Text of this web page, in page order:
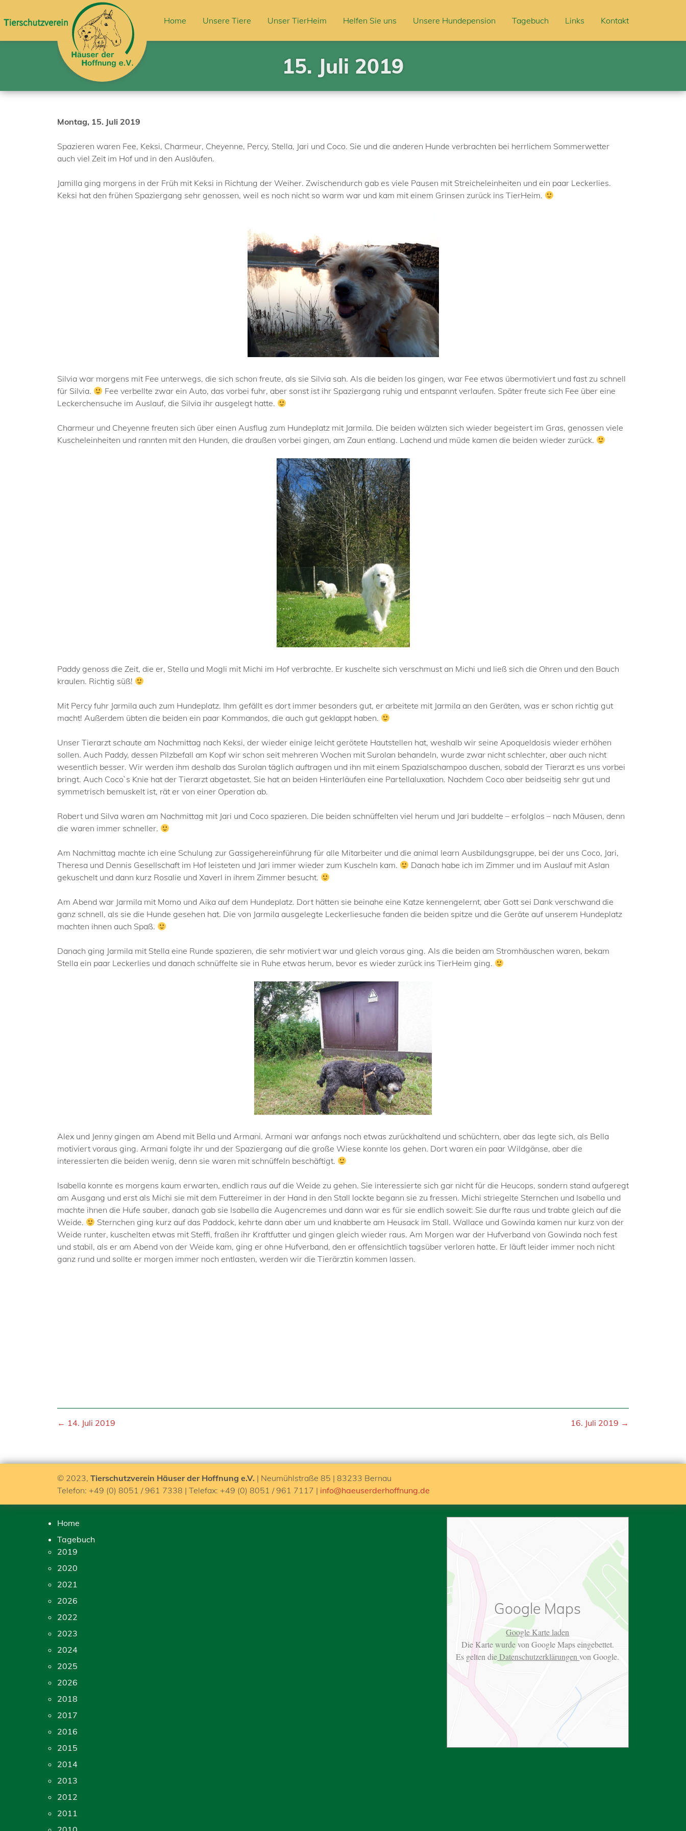
Home Unsere Tiere Unser TierHeim Helfen Sie uns Unsere Hundepension Tagebuch Links Kontakt
15. Juli 2019
Montag, 15. Juli 2019
Spazieren waren Fee, Keksi, Charmeur, Cheyenne, Percy, Stella, Jari und Coco. Sie und die anderen Hunde verbrachten bei herrlichem Sommerwetter
auch viel Zeit im Hof und in den Ausläufen.
Jamilla ging morgens in der Früh mit Keksi in Richtung der Weiher. Zwischendurch gab es viele Pausen mit Streicheleinheiten und ein paar Leckerlies.
Keksi hat den frühen Spaziergang sehr genossen, weil es noch nicht so warm war und kam mit einem Grinsen zurück ins TierHeim.
Silvia war morgens mit Fee unterwegs, die sich schon freute, als sie Silvia sah. Als die beiden los gingen, war Fee etwas übermotiviert und fast zu schnell
für Silvia.
Fee verbellte zwar ein Auto, das vorbei fuhr, aber sonst ist ihr Spaziergang ruhig und entspannt verlaufen. Später freute sich Fee über eine
Leckerchensuche im Auslauf, die Silvia ihr ausgelegt hatte.
Charmeur und Cheyenne freuten sich über einen Ausflug zum Hundeplatz mit Jarmila. Die beiden wälzten sich wieder begeistert im Gras, genossen viele
Kuscheleinheiten und rannten mit den Hunden, die draußen vorbei gingen, am Zaun entlang. Lachend und müde kamen die beiden wieder zurück.
Paddy genoss die Zeit, die er, Stella und Mogli mit Michi im Hof verbrachte. Er kuschelte sich verschmust an Michi und ließ sich die Ohren und den Bauch
kraulen. Richtig süß!
Mit Percy fuhr Jarmila auch zum Hundeplatz. Ihm gefällt es dort immer besonders gut, er arbeitete mit Jarmila an den Geräten, was er schon richtig gut
macht! Außerdem übten die beiden ein paar Kommandos, die auch gut geklappt haben.
Unser Tierarzt schaute am Nachmittag nach Keksi, der wieder einige leicht gerötete Hautstellen hat, weshalb wir seine Apoqueldosis wieder erhöhen
sollen. Auch Paddy, dessen Pilzbefall am Kopf wir schon seit mehreren Wochen mit Surolan behandeln, wurde zwar nicht schlechter, aber auch nicht
wesentlich besser. Wir werden ihm deshalb das Surolan täglich auftragen und ihn mit einem Spazialschampoo duschen, sobald der Tierarzt es uns vorbei
bringt. Auch Coco`s Knie hat der Tierarzt abgetastet. Sie hat an beiden Hinterläufen eine Partellaluxation. Nachdem Coco aber beidseitig sehr gut und
symmetrisch bemuskelt ist, rät er von einer Operation ab.
Robert und Silva waren am Nachmittag mit Jari und Coco spazieren. Die beiden schnüffelten viel herum und Jari buddelte – erfolglos – nach Mäusen, denn
die waren immer schneller.
Am Nachmittag machte ich eine Schulung zur Gassigehereinführung für alle Mitarbeiter und die animal learn Ausbildungsgruppe, bei der uns Coco, Jari,
Theresa und Dennis Gesellschaft im Hof leisteten und Jari immer wieder zum Kuscheln kam.
Danach habe ich im Zimmer und im Auslauf mit Aslan
gekuschelt und dann kurz Rosalie und Xaverl in ihrem Zimmer besucht.
Am Abend war Jarmila mit Momo und Aika auf dem Hundeplatz. Dort hätten sie beinahe eine Katze kennengelernt, aber Gott sei Dank verschwand die
ganz schnell, als sie die Hunde gesehen hat. Die von Jarmila ausgelegte Leckerliesuche fanden die beiden spitze und die Geräte auf unserem Hundeplatz
machten ihnen auch Spaß.
Danach ging Jarmila mit Stella eine Runde spazieren, die sehr motiviert war und gleich voraus ging. Als die beiden am Stromhäuschen waren, bekam
Stella ein paar Leckerlies und danach schnüffelte sie in Ruhe etwas herum, bevor es wieder zurück ins TierHeim ging.
Alex und Jenny gingen am Abend mit Bella und Armani. Armani war anfangs noch etwas zurückhaltend und schüchtern, aber das legte sich, als Bella
motiviert voraus ging. Armani folgte ihr und der Spaziergang auf die große Wiese konnte los gehen. Dort waren ein paar Wildgänse, aber die
interessierten die beiden wenig, denn sie waren mit schnüffeln beschäftigt.
Isabella konnte es morgens kaum erwarten, endlich raus auf die Weide zu gehen. Sie interessierte sich gar nicht für die Heucops, sondern stand aufgeregt
am Ausgang und erst als Michi sie mit dem Futtereimer in der Hand in den Stall lockte begann sie zu fressen. Michi striegelte Sternchen und Isabella und
machte ihnen die Hufe sauber, danach gab sie Isabella die Augencremes und dann war es für sie endlich soweit: Sie durfte raus und trabte gleich auf die
Weide.
Sternchen ging kurz auf das Paddock, kehrte dann aber um und knabberte am Heusack im Stall. Wallace und Gowinda kamen nur kurz von der
Weide runter, kuschelten etwas mit Steffi, fraßen ihr Kraftfutter und gingen gleich wieder raus. Am Morgen war der Hufverband von Gowinda noch fest
und stabil, als er am Abend von der Weide kam, ging er ohne Hufverband, den er offensichtlich tagsüber verloren hatte. Er läuft leider immer noch nicht
ganz rund und sollte er morgen immer noch entlasten, werden wir die Tierärztin kommen lassen.
← 14. Juli 2019 16. Juli 2019 →
© 2023, Tierschutzverein Häuser der Hoffnung e.V. | Neumühlstraße 85 | 83233 Bernau
Telefon: +49 (0) 8051 / 961 7338 | Telefax: +49 (0) 8051 / 961 7117 | info@haeuserderhoffnung.de
Home
Tagebuch
2019
2020
2021
2026
2022
2023
2024
2025
2026
2018
2017
2016
2015
2014
2013
2012
2011
Google Maps
Google Karte laden
Die Karte wurde von Google Maps eingebettet.
Es gelten dieDatenschutzerklärungenvon Google.